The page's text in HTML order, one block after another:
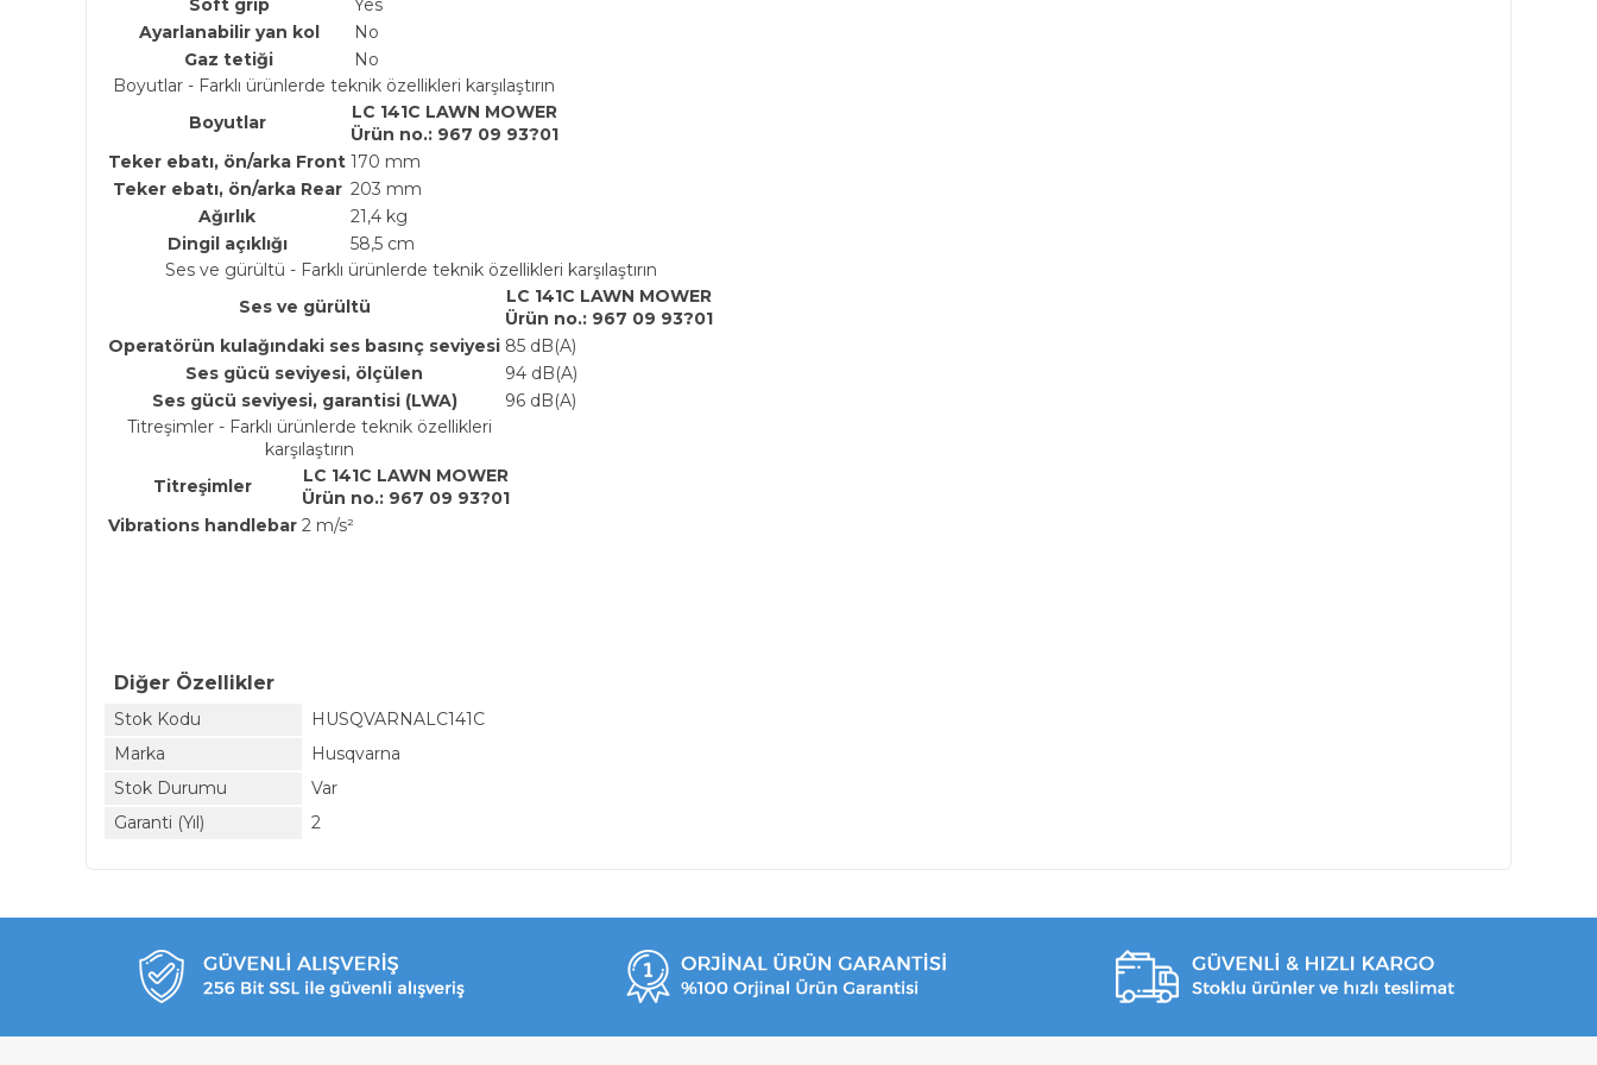
Soft grip
Yes
Ayarlanabilir yan kol
No
Gaz tetiği
No
Boyutlar - Farklı ürünlerde teknik özellikleri karşılaştırın
Boyutlar
LC 141C LAWN MOWER
Ürün no.: 967 09 93?01
Teker ebatı, ön/arka Front 170 mm
Teker ebatı, ön/arka Rear 203 mm
Ağırlık
21,4 kg
Dingil açıklığı
58,5 cm
Ses ve gürültü - Farklı ürünlerde teknik özellikleri karşılaştırın
Ses ve gürültü
LC 141C LAWN MOWER
Ürün no.: 967 09 93?01
Operatörün kulağındaki ses basınç seviyesi 85 dB(A)
Ses gücü seviyesi, ölçülen
94 dB(A)
Ses gücü seviyesi, garantisi (LWA)
96 dB(A)
Titreşimler - Farklı ürünlerde teknik özellikleri
karşılaştırın
Titreşimler
LC 141C LAWN MOWER
Ürün no.: 967 09 93?01
Vibrations handlebar 2 m/s²
Diğer Özellikler
Stok Kodu
HUSQVARNALC141C
Marka
Husqvarna
Stok Durumu
Var
Garanti (Yıl)
2